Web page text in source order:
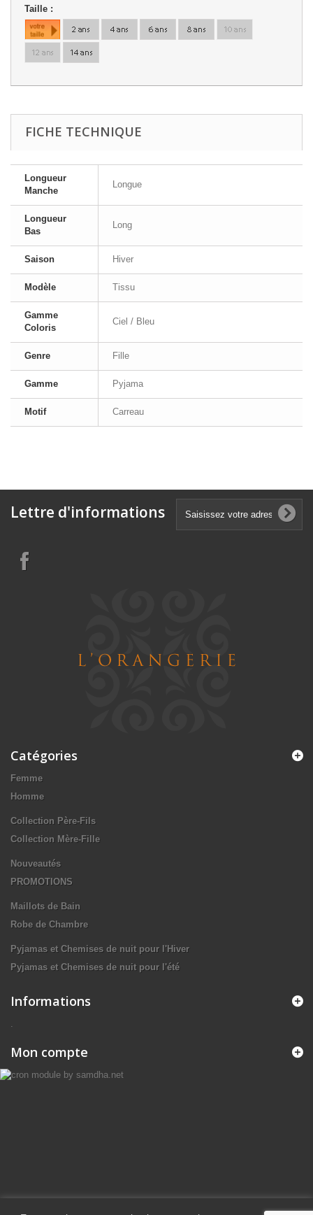
Taille :
FICHE TECHNIQUE
Longueur
Manche
Longue
Longueur
Bas
Long
Saison Hiver
Modèle Tissu
Gamme
Coloris
Ciel / Bleu
Genre Fille
Gamme Pyjama
Motif Carreau
Lettre d'informations
Catégories
Femme
Homme
Collection Père-Fils
Collection Mère-Fille
Nouveautés
PROMOTIONS
Maillots de Bain
Robe de Chambre
Pyjamas et Chemises de nuit pour l'Hiver
Pyjamas et Chemises de nuit pour l'été
Informations
Mon compte